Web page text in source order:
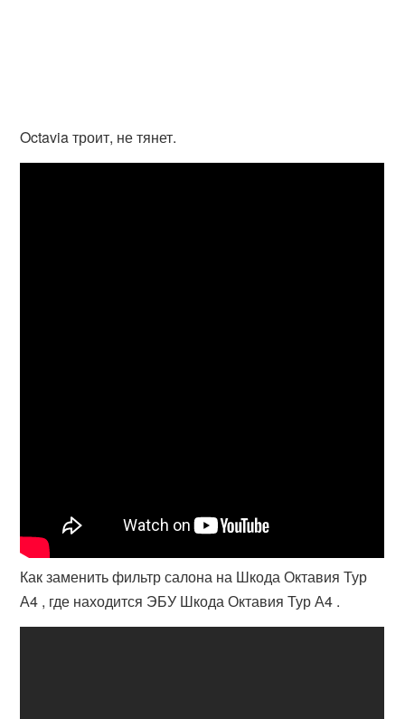
Octavia троит, не тянет.
Как заменить фильтр салона на Шкода Октавия Тур
А4 , где находится ЭБУ Шкода Октавия Тур А4 .